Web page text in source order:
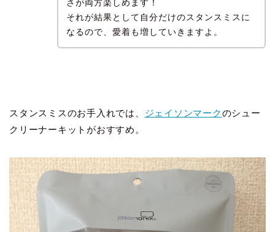
さが両方楽しめます！
それが結果として自分だけのスタンスミスに
なるので、愛着も増していきますよ。
スタンスミスのお手入れでは、 ジェイソンマークのシュー
クリーナーキットがおすすめ。